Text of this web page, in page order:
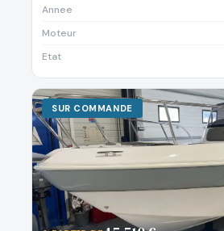
Annee
Moteur
Etat
SUR COMMANDE